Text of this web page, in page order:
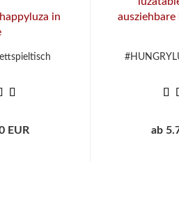
EUR ab